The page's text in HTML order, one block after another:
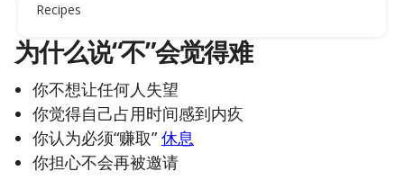
Recipes
为什么说“不”会觉得难
你不想让任何人失望
你觉得自己占用时间感到内疚
你认为必须“赚取”休息
你担心不会再被邀请